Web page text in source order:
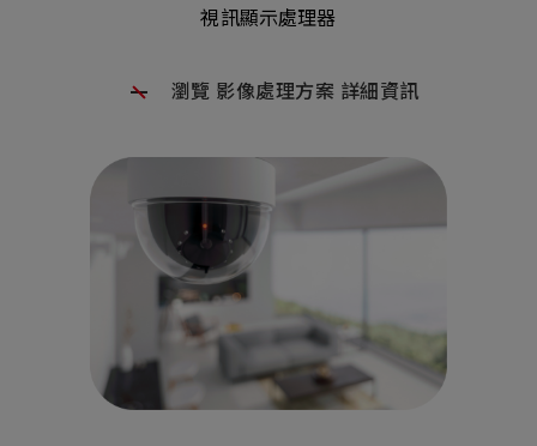
視訊顯示處理器
瀏覽 影像處理方案 詳細資訊